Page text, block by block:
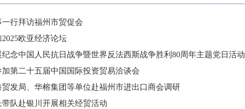
行拜访福州市贸促会
欧亚经济论坛
念中国人民抗日战争暨世界反法西斯战争胜利80周年主题党日活动
第二十五届中国国际投资贸易洽谈会
发局、华榕集团等单位赴福州市进出口商会调研
队赴银川开展相关经贸活动